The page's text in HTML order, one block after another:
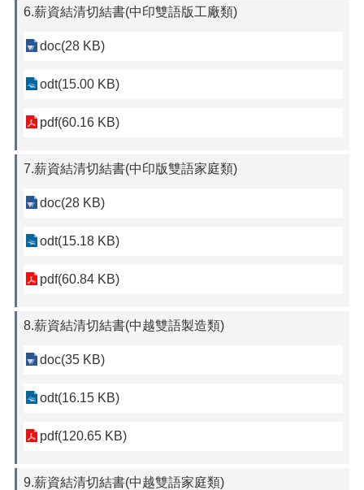
6.薪資結清切結書(中印雙語版工廠類)
doc(28 KB)
odt(15.00 KB)
pdf(60.16 KB)
7.薪資結清切結書(中印版雙語家庭類)
doc(28 KB)
odt(15.18 KB)
pdf(60.84 KB)
8.薪資結清切結書(中越雙語製造類)
doc(35 KB)
odt(16.15 KB)
pdf(120.65 KB)
9.薪資結清切結書(中越雙語家庭類)